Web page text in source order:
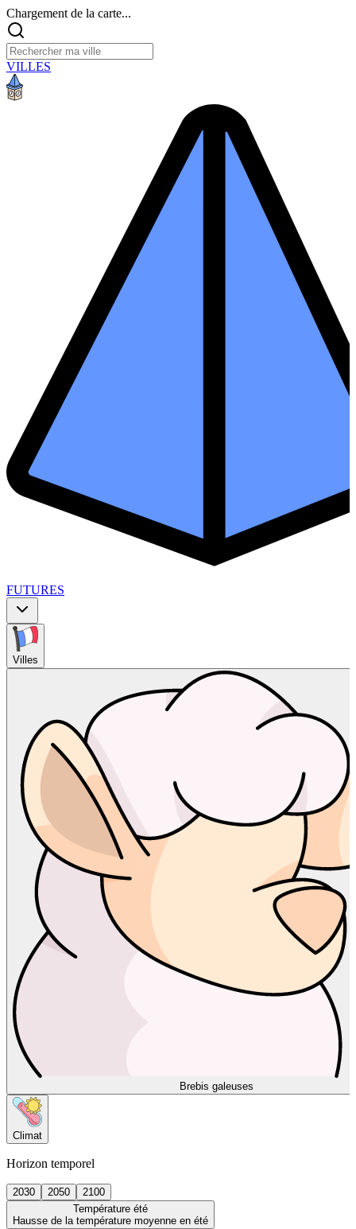
Chargement de la carte...
VILLES
FUTURES
Villes
Brebis galeuses
Climat
Horizon temporel
2030 2050
2100
Température été
Hausse de la température moyenne en été